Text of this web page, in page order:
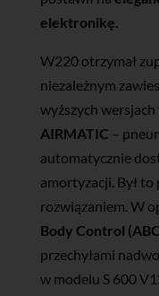
elektronikę
W220 otrzymał
niezależnym
wyższych
AIRMATIC –
automatycznie
amortyzacji. Był
rozwiązaniem. W
Body Control
przechyłami
w modelu S 600